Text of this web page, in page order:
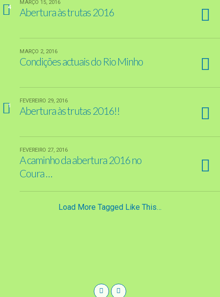
4
MARÇO 15, 2016
Abertura às trutas 2016
MARÇO 2, 2016
Condições actuais do Rio Minho
1
FEVEREIRO 29, 2016
Abertura às trutas 2016!!
FEVEREIRO 27, 2016
A caminho da abertura 2016 no
Coura …
Load More Tagged Like This…